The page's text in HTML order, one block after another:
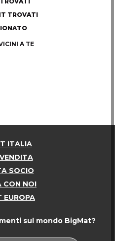
TROVATI
A TE
ITALIA
SOCIO
CON NOI
EUROPA
sul mondo BigMat?